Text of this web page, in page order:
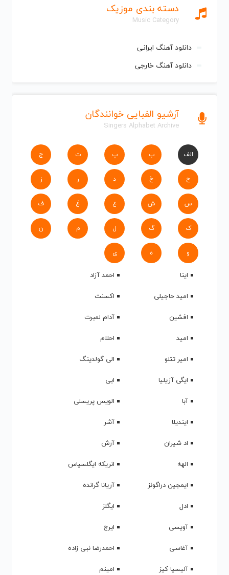
دسته بندی موزیک
Music Category
دانلود آهنگ ایرانی
دانلود آهنگ خارجی
آرشیو الفبایی خوانندگان
Singers Alphabet Archive
الف ب پ ت ج
ح خ د ر ز
س ش ع غ ف
ک گ ل م ن
و ه ی
اینا
احمد آزاد
امید حاجیلی
اکسنت
افشین
آدام لمبرت
امید
احلام
امیر تتلو
الی گولدینگ
ایگی آزیلیا
ابی
آبا
الویس پریسلی
ایندیلا
آشر
اد شیران
آرش
الهه
انریکه ایگلسیاس
ایمجین دراگونز
آریانا گرانده
ادل
ایگلز
آویسی
ایرج
آغاسی
احمدرضا نبی زاده
آلیسیا کیز
امینم